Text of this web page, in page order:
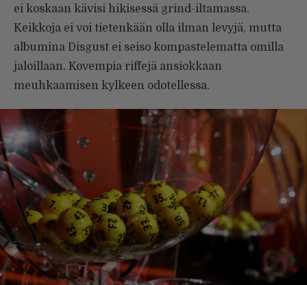
ei koskaan kävisi hikisessä grind-iltamassa.
Keikkoja ei voi tietenkään olla ilman levyjä, mutta
albumina Disgust ei seiso kompastelematta omilla
jaloillaan. Kovempia riffejä ansiokkaan
meuhkaamisen kylkeen odotellessa.